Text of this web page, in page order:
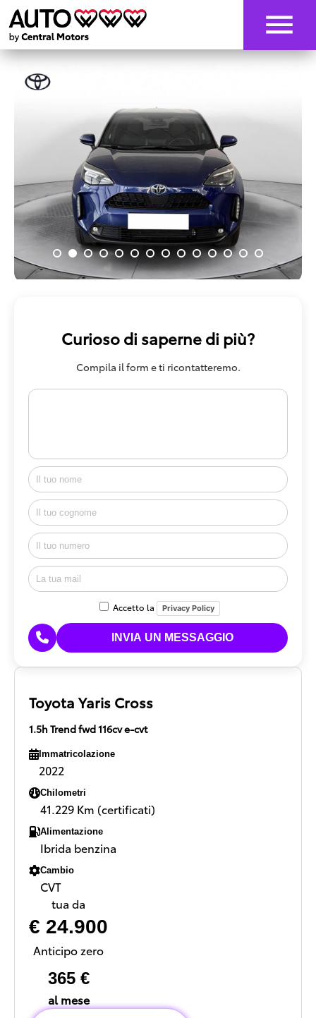
Curioso di saperne di più?
Compila il form e ti ricontatteremo.
Accetto la Privacy Policy
Toyota Yaris Cross
1.5h Trend fwd 116cv e-cvt
Immatricolazione
2022
Chilometri
41.229 Km (certificati)
Alimentazione
Ibrida benzina
Cambio
CVT
tua da
€ 24.900
Anticipo zero
365 €
al mese